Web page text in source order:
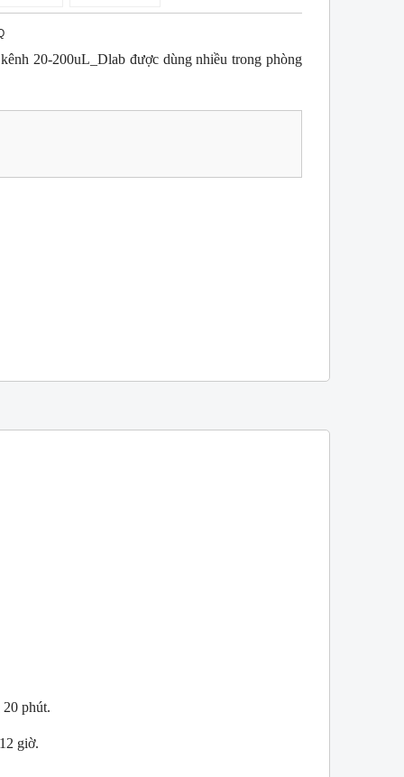
20-200uL_Dlab được dùng nhiều trong phòng
phút.
giờ.